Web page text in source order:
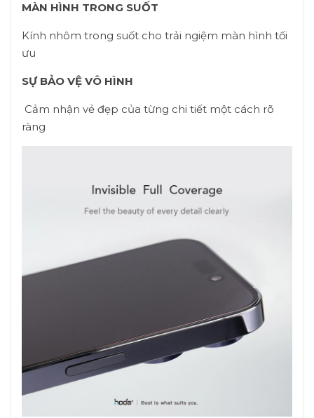
MÀN HÌNH TRONG SUỐT
Kính nhôm trong suốt cho trải ngiệm màn hình tối
ưu
SỰ BẢO VỆ VÔ HÌNH
Cảm nhận vẻ đẹp của từng chi tiết một cách rõ
ràng